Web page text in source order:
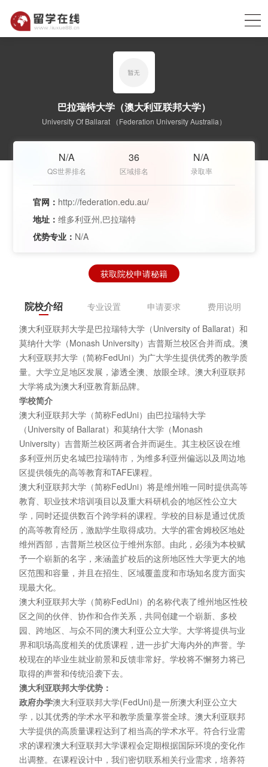
巴拉瑞特大学（澳大利亚联邦大学）
University Of Ballarat （Federation University Australia）
N/A
QS世界排名
36
区域排名
N/A
录取率
官网： http://federation.edu.au/
地址： 维多利亚州,巴拉瑞特
优势专业： N/A
获取院校申请秘籍
院校介绍 专业设置 申请要求
费用说明
澳大利亚联邦大学是巴拉瑞特大学（University of Ballarat）和
莫纳什大学（Monash University）吉普斯兰校区合并而成。澳
大利亚联邦大学（简称FedUni）为广大学生提供优秀的教学质
量。大学立足地区发展，渗透全澳、放眼全球。澳大利亚联邦
大学将成为澳大利亚教育新品牌。
学校简介
澳大利亚联邦大学（简称FedUni）由巴拉瑞特大学
（University of Ballarat）和莫纳什大学（Monash
University）吉普斯兰校区两者合并而诞生。其主校区设在维
多利亚州历史名城巴拉瑞特市，为维多利亚州偏远以及周边地
区提供领先的高等教育和TAFE课程。
澳大利亚联邦大学（简称FedUni）将是维州唯一同时提供高等
教育、职业技术培训项目以及重大科研机会的地区性公立大
学，同时还提供数百个跨学科的课程。学校的目标是通过优质
的高等教育经历，激励学生取得成功。大学的霍舍姆校区地处
维州西部，吉普斯兰校区位于维州东部。由此，必须为本校赋
予一个崭新的名字，来涵盖扩校后的这所地区性大学更大的地
区范围和容量，并且在招生、区域覆盖度和市场知名度方面实
现最大化。
澳大利亚联邦大学（简称FedUni）的名称代表了维州地区性校
区之间的伙伴、协作和合作关系，共同创建一个崭新、多校
园、跨地区、与众不同的澳大利亚公立大学。大学将提供与业
界和职场高度相关的优质课程，进一步扩大海内外的声誉。学
校现在的毕业生就业前景和反馈非常好。学校将不懈努力将已
取得的声誉和传统沿袭下去。
澳大利亚联邦大学优势：
政府办学澳大利亚联邦大学(FedUni)是一所澳大利亚公立大
学，以其优秀的学术水平和教学质量享誉全球。澳大利亚联邦
大学提供的高质量课程达到了相当高的学术水平。符合行业需
求的课程澳大利亚联邦大学课程会定期根据国际环境的变化作
出调整。在课程设计中，我们密切联系相关行业需求，培养符